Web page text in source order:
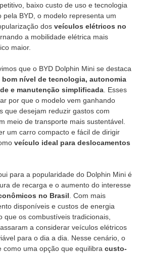
baixo custo de uso e tecnologia
pela BYD, o modelo representa um
dos veículos elétricos no
a mobilidade elétrica mais
maior.
que o BYD Dolphin Mini se destaca
nível de tecnologia, autonomia
e manutenção simplificada . Esses
por que o modelo vem ganhando
que desejam reduzir gastos com
meio de transporte mais sustentável.
um carro compacto e fácil de dirigir
veículo ideal para deslocamentos
para a popularidade do Dolphin Mini é
de recarga e o aumento do interesse
no Brasil . Com mais
disponíveis e custos de energia
que os combustíveis tradicionais,
a considerar veículos elétricos
para o dia a dia. Nesse cenário, o
como uma opção que equilibra custo-